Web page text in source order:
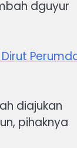
dguyur
diajukan
pihaknya